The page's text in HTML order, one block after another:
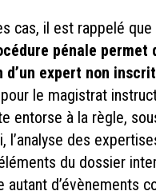
cas, il est rappelé que
pénale
d’un expert non
le magistrat
entorse à la règle,
l’analyse des
du dossier
autant d’évènements